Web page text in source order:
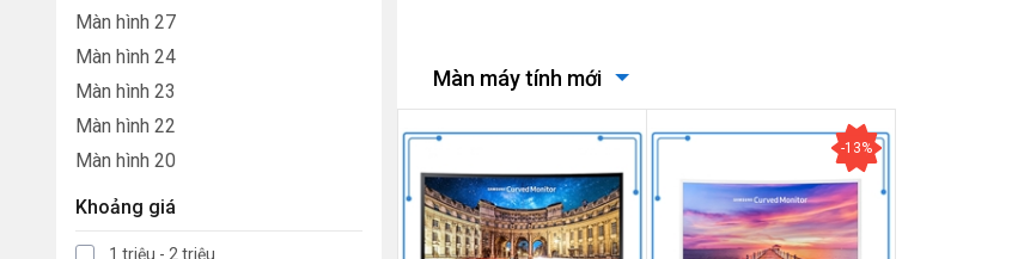
Màn hình 27
Màn hình 24
Màn hình 23
Màn hình 22
Màn hình 20
Khoảng giá
1 triệu - 2 triệu
Màn máy tính mới
-13%